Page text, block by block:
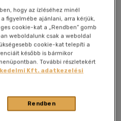
Online ár:3 000 Ft
Kosárba
hogy az ízléséhez minél
figyelmébe ajánlani, arra kérjük,
cookie-kat a „Rendben” gomb
weboldalunk csak a weboldal
cookie-kat telepíti a
később is bármikor
További részletekért
Kft. adatkezelési
Rendben